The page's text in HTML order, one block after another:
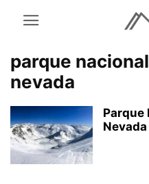
parque
nevada
Parque
Nevada